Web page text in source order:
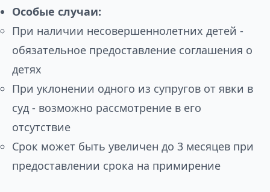
Особые случаи:
При наличии несовершеннолетних детей -
обязательное предоставление соглашения о
детях
При уклонении одного из супругов от явки в
суд - возможно рассмотрение в его
отсутствие
Срок может быть увеличен до 3 месяцев при
предоставлении срока на примирение